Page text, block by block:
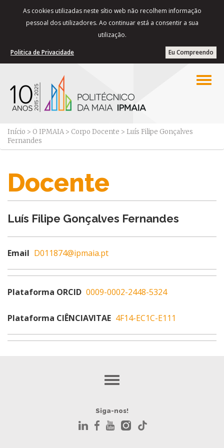
As cookies utilizadas neste sítio web não recolhem informação
pessoal dos utilizadores. Ao continuar está a consentir a sua
utilização.
Eu Compreendo
Politica de Privacidade
Início > O IPMAIA > Corpo Docente > Luís Filipe Gonçalves
Fernandes
Docente
Luís Filipe Gonçalves Fernandes
Email D011874@ipmaia.pt
Plataforma ORCID 0009-0002-2448-5324
Plataforma CIÊNCIAVITAE 4F14-EC1C-E111
Siga-nos!